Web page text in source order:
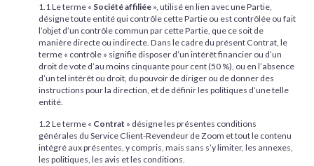
1.1 Le terme « Société affiliée », utilisé en lien avec une Partie,
désigne toute entité qui contrôle cette Partie ou est contrôlée ou fait
l’objet d’un contrôle commun par cette Partie, que ce soit de
manière directe ou indirecte. Dans le cadre du présent Contrat, le
terme « contrôle » signifie disposer d’un intérêt financier ou d’un
droit de vote d’au moins cinquante pour cent (50 %), ou en l’absence
d’un tel intérêt ou droit, du pouvoir de diriger ou de donner des
instructions pour la direction, et de définir les politiques d’une telle
entité.
1.2 Le terme « Contrat » désigne les présentes conditions
générales du Service Client-Revendeur de Zoom et tout le contenu
intégré aux présentes, y compris, mais sans s’y limiter, les annexes,
les politiques, les avis et les conditions.